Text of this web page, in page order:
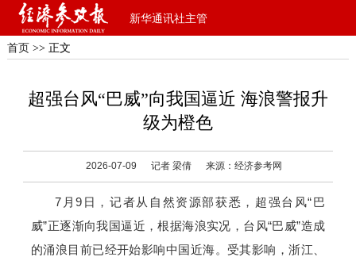
新华通讯社主管
首页 >> 正文
超强台风“巴威”向我国逼近 海浪警报升
级为橙色
2026-07-09 记者 梁倩 来源：经济参考网
7月9日，记者从自然资源部获悉，超强台风“巴
威”正逐渐向我国逼近，根据海浪实况，台风“巴威”造成
的涌浪目前已经开始影响中国近海。受其影响，浙江、